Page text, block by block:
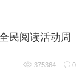
民阅读活动周
375364 0